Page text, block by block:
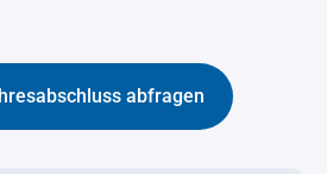
abfragen